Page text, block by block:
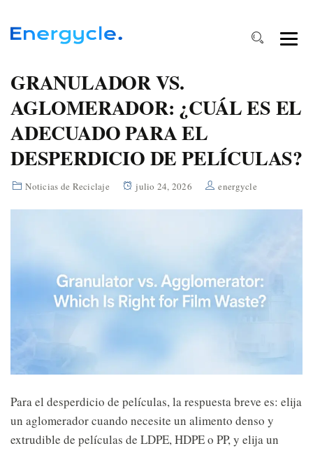
GRANULADOR VS.
AGLOMERADOR: ¿CUÁL ES EL
ADECUADO PARA EL
DESPERDICIO DE PELÍCULAS?
Noticias de Reciclaje julio 24, 2026 energycle
Para el desperdicio de películas, la respuesta breve es: elija
un aglomerador cuando necesite un alimento denso y
extrudible de películas de LDPE, HDPE o PP, y elija un